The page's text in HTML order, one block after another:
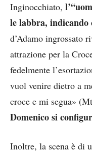
Inginocchiato,
le labbra, indicando
d’Adamo ingrossato
attrazione per la
fedelmente
vuol venire dietro a
croce e mi segua»
Domenico si
Inoltre, la scena è di